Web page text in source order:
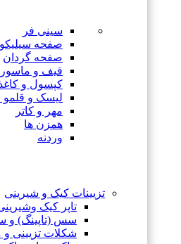
سینی فر
صفحه
صفحه گردان
قیف و
کپسول و
لیسک و قلمو
مهر و کاتر
همزن ها
وردنه
تزیینات کیک و شیرینی
تاپر کیک
سس (تاپینگ) و
شکلات تزیینی و